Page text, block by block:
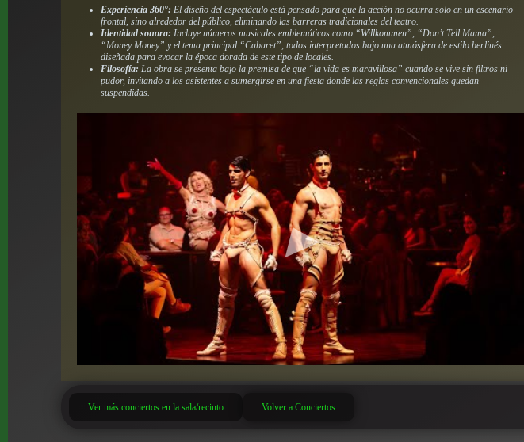
Experiencia 360°: El diseño del espectáculo está pensado para que la acción no ocurra solo en un escenario
frontal, sino alrededor del público, eliminando las barreras tradicionales del teatro.
Identidad sonora: Incluye números musicales emblemáticos como “Willkommen”, “Don’t Tell Mama”,
“Money Money” y el tema principal “Cabaret”, todos interpretados bajo una atmósfera de estilo berlinés
diseñada para evocar la época dorada de este tipo de locales.
Filosofía: La obra se presenta bajo la premisa de que “la vida es maravillosa” cuando se vive sin filtros ni
pudor, invitando a los asistentes a sumergirse en una fiesta donde las reglas convencionales quedan
suspendidas.
Ver más conciertos en la sala/recinto Volver a Conciertos